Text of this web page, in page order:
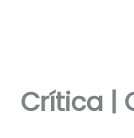
Crítica |